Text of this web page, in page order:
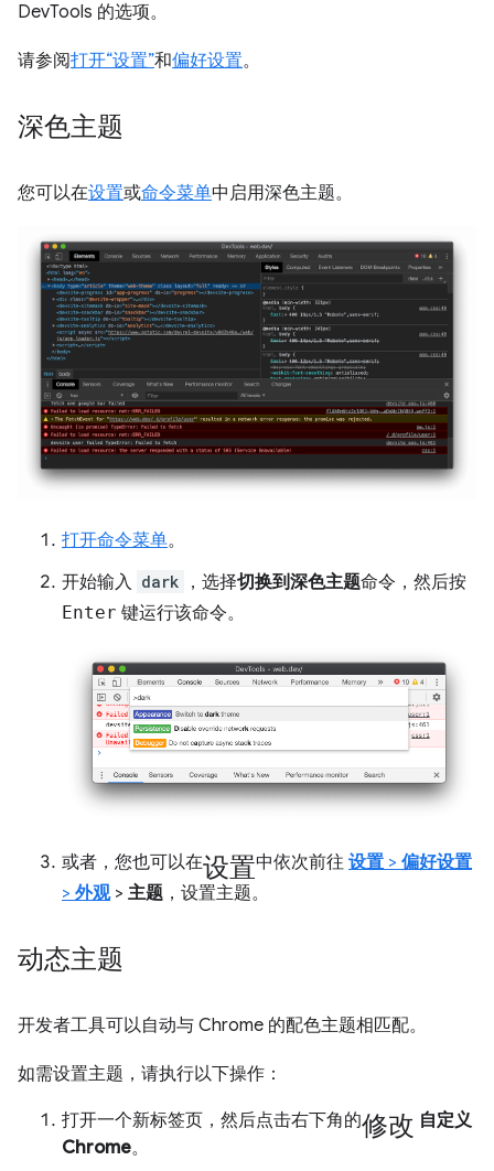
DevTools 的选项。
请参阅打开“设置”和偏好设置。
深色主题
您可以在设置或命令菜单中启用深色主题。
打开命令菜单。
开始输入 dark ，选择切换到深色主题命令，然后按
Enter 键运行该命令。
或者，您也可以在设置中依次前往 设置 > 偏好设置
> 外观> 主题 ，设置主题。
动态主题
开发者工具可以自动与 Chrome 的配色主题相匹配。
如需设置主题，请执行以下操作：
打开一个新标签页，然后点击右下角的修改 自定义
Chrome。